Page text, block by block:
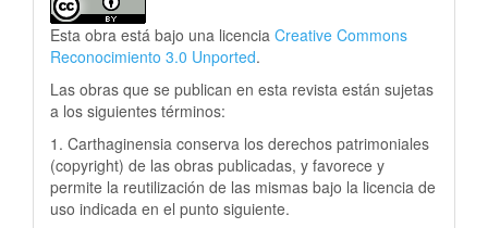
Esta obra está bajo una licencia Creative Commons
Reconocimiento 3.0 Unported.
Las obras que se publican en esta revista están sujetas
a los siguientes términos:
1. Carthaginensia conserva los derechos patrimoniales
(copyright) de las obras publicadas, y favorece y
permite la reutilización de las mismas bajo la licencia de
uso indicada en el punto siguiente.